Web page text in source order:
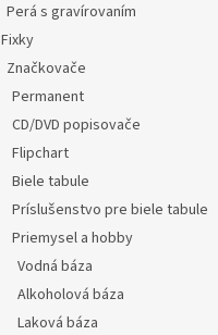
Perá s gravírovaním
Fixky
Značkovače
Permanent
CD/DVD popisovače
Flipchart
Biele tabule
Príslušenstvo pre biele tabule
Priemysel a hobby
Vodná báza
Alkoholová báza
Laková báza